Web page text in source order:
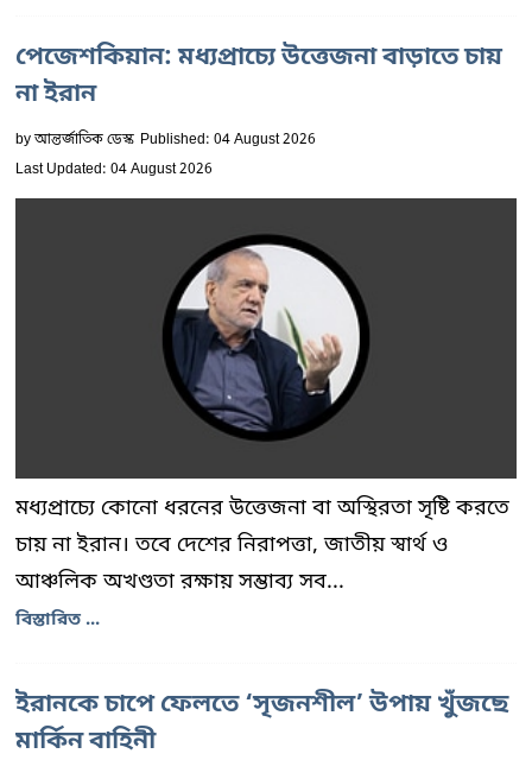
পেজেশকিয়ান: মধ্যপ্রাচ্যে উত্তেজনা বাড়াতে চায়
না ইরান
byআন্তর্জাতিক ডেস্ক Published: 04 August 2026
Last Updated: 04 August 2026
মধ্যপ্রাচ্যে কোনো ধরনের উত্তেজনা বা অস্থিরতা সৃষ্টি করতে
চায় না ইরান। তবে দেশের নিরাপত্তা, জাতীয় স্বার্থ ও
আঞ্চলিক অখণ্ডতা রক্ষায় সম্ভাব্য সব...
বিস্তারিত ...
ইরানকে চাপে ফেলতে ‘সৃজনশীল’ উপায় খুঁজছে
মার্কিন বাহিনী